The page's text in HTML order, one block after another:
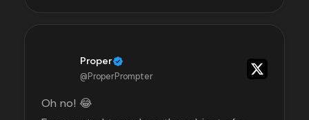
Proper
@ProperPrompter
Oh no! 😂